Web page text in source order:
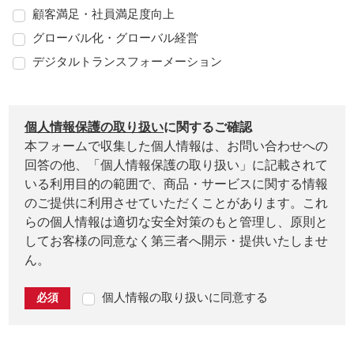
顧客満足・社員満足度向上
グローバル化・グローバル経営
デジタルトランスフォーメーション
個人情報保護の取り扱いに関するご確認
本フォームで収集した個人情報は、お問い合わせへの
回答の他、「個人情報保護の取り扱い」に記載されて
いる利用目的の範囲で、商品・サービスに関する情報
のご提供に利用させていただくことがあります。これ
らの個人情報は適切な安全対策のもと管理し、原則と
してお客様の同意なく第三者へ開示・提供いたしませ
ん。
必須 個人情報の取り扱いに同意する